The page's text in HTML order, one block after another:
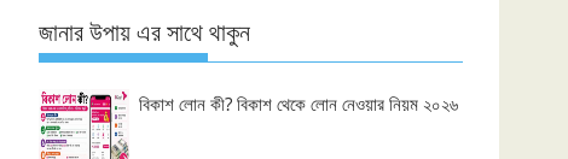
জানার উপায় এর সাথে থাকুন
বিকাশ লোন কী? বিকাশ থেকে লোন নেওয়ার নিয়ম ২০২৬